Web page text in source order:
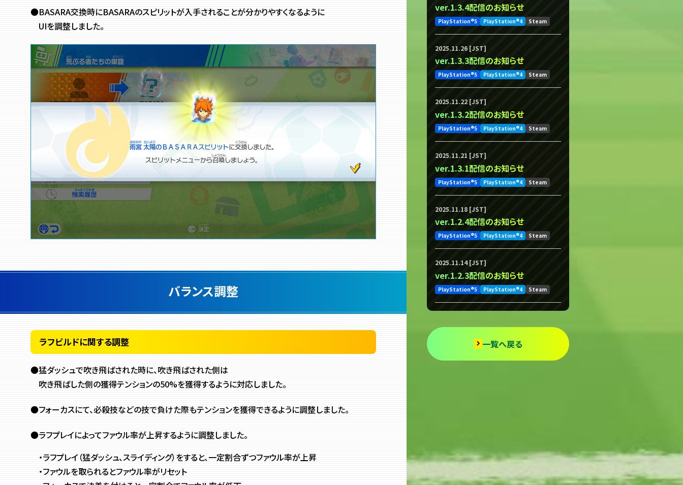
●BASARA交換時にBASARAのスピリットが入手されることが分かりやすくなるように
UIを調整しました。
バランス調整
ラフビルドに関する調整
●猛ダッシュで吹き飛ばされた時に、吹き飛ばされた側は
吹き飛ばした側の獲得テンションの50%を獲得するように対応しました。
●フォーカスにて、必殺技などの技で負けた際もテンションを獲得できるように調整しました。
●ラフプレイによってファウル率が上昇するように調整しました。
・ラフプレイ（猛ダッシュ、スライディング）をすると、一定割合ずつファウル率が上昇
・ファウルを取られるとファウル率がリセット
ver.1.3.4配信のお知らせ
PlayStation®5 PlayStation®4 Steam
2025.11.26 [JST]
ver.1.3.3配信のお知らせ
PlayStation®5 PlayStation®4 Steam
2025.11.22 [JST]
ver.1.3.2配信のお知らせ
PlayStation®5 PlayStation®4 Steam
2025.11.21 [JST]
ver.1.3.1配信のお知らせ
PlayStation®5 PlayStation®4 Steam
2025.11.18 [JST]
ver.1.2.4配信のお知らせ
PlayStation®5 PlayStation®4 Steam
2025.11.14 [JST]
ver.1.2.3配信のお知らせ
PlayStation®5 PlayStation®4 Steam
一覧へ戻る